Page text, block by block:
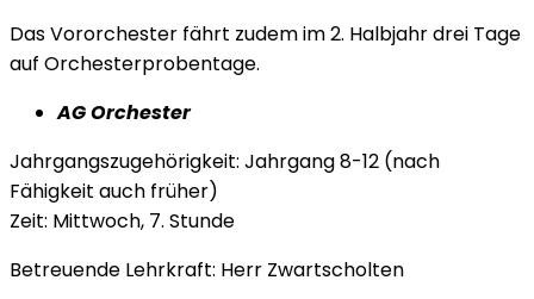
Das Vororchester fährt zudem im 2. Halbjahr drei Tage
auf Orchesterprobentage.
AG Orchester
Jahrgangszugehörigkeit: Jahrgang 8-12 (nach
Fähigkeit auch früher)
Zeit: Mittwoch, 7. Stunde
Betreuende Lehrkraft: Herr Zwartscholten